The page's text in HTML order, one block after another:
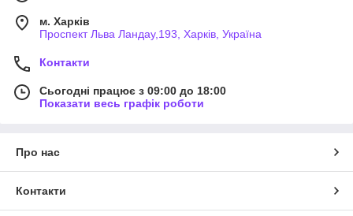
м. Харків
Проспект Льва Ландау,193, Харків, Україна
Контакти
Сьогодні працює з 09:00 до 18:00
Показати весь графік роботи
Про нас
Контакти